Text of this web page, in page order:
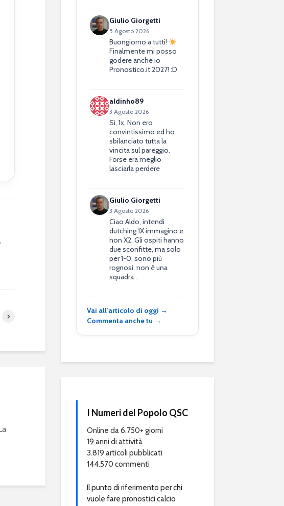
Giulio Giorgetti
5 Agosto 2026
Buongiorno a tutti!
Finalmente mi posso
godere anche io
Pronostico.it 2027! :D
aldinho89
3 Agosto 2026
Si, 1x. Non ero
convintissimo ed ho
sbilanciato tutta la
vincita sul pareggio.
Forse era meglio
lasciarla perdere
Giulio Giorgetti
3 Agosto 2026
Ciao Aldo, intendi
dutching 1X immagino e
non X2. Gli ospiti hanno
due sconfitte, ma solo
per 1-0, sono più
rognosi, non è una
squadra…
Vai all’articolo di oggi →
Commenta anche tu →
I Numeri del Popolo QSC
Online da 6.750+ giorni
19 anni di attività
3.819 articoli pubblicati
144.570 commenti
Il punto di riferimento per chi
vuole fare pronostici calcio